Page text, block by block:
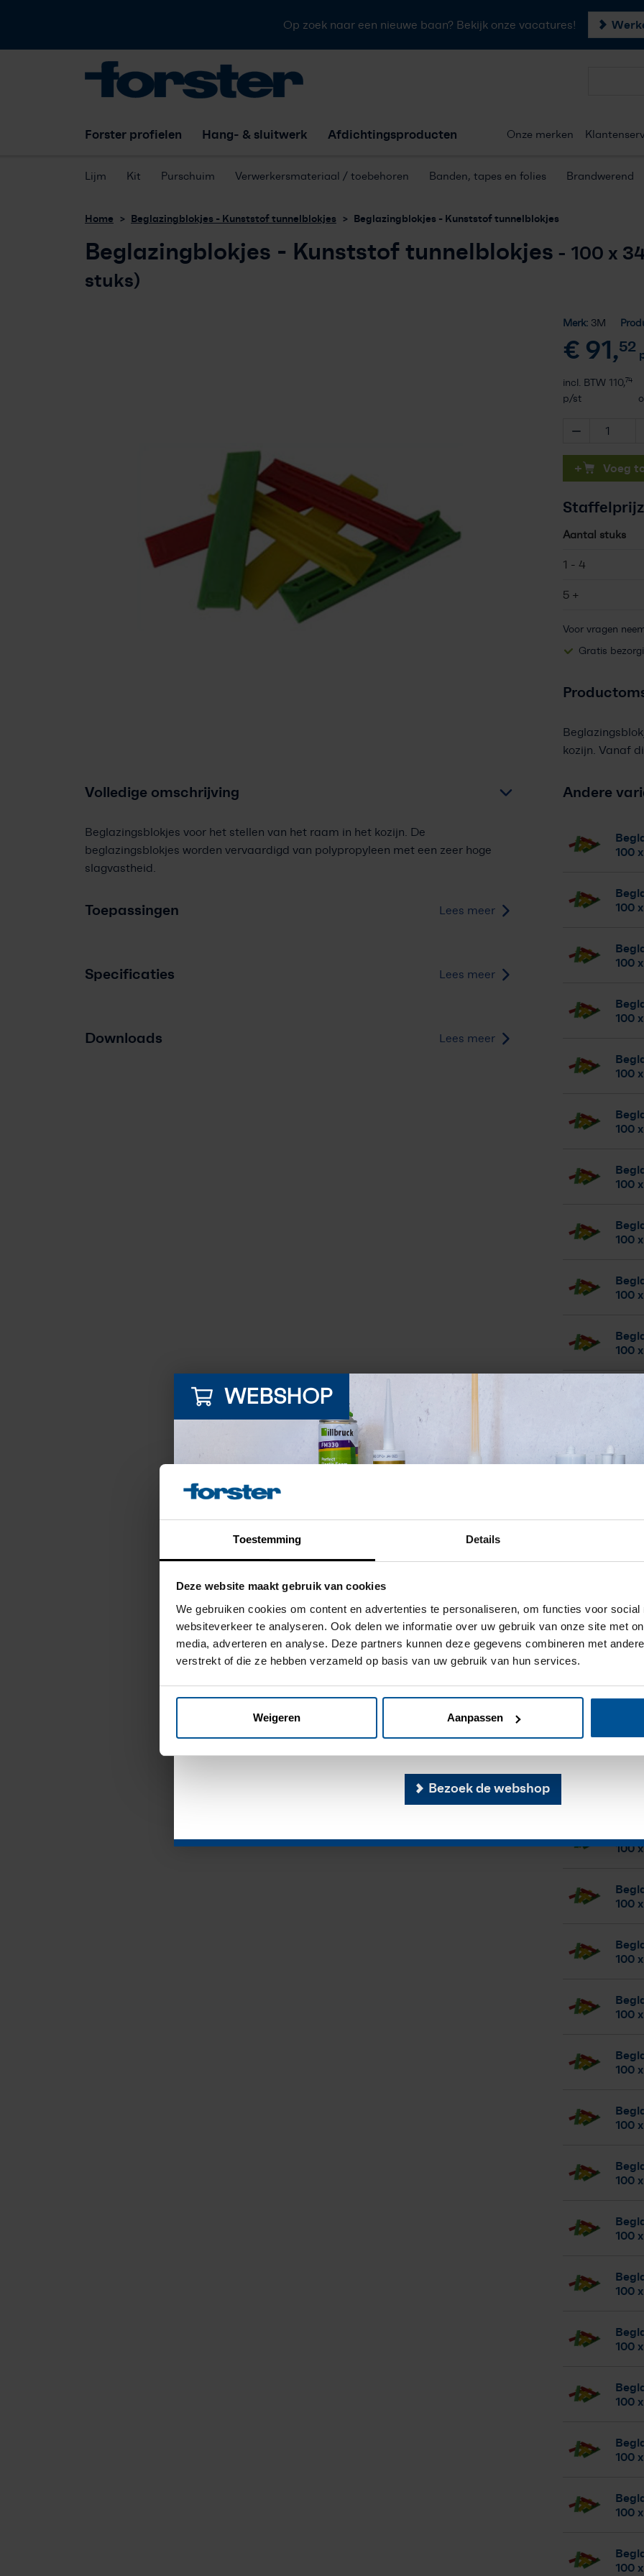
Toestemming Details
Deze website maakt gebruik van cookies
We gebruiken cookies om content en advertenties te personaliseren, om functies voor social
websiteverkeer te analyseren. Ook delen we informatie over uw gebruik van onze site met
media, adverteren en analyse. Deze partners kunnen deze gegevens combineren met
verstrekt of die ze hebben verzameld op basis van uw gebruik van hun services.
Weigeren Aanpassen
Forster profielen
Onze merken
Op zoek naar een nieuwe baan? Bekijk onze vacatures!
Forster profielen Hang- & sluitwerk Afdichtingsproducten Onze merken
Lijm Kit Purschuim Verwerkersmateriaal / toebehoren Banden, tapes en folies Brandwerend
Home Beglazingblokjes - Kunststof tunnelblokjes Beglazingblokjes - Kunststof tunnelblokjes
Beglazingblokjes - Kunststof tunnelblokjes - 100 x
stuks)
Merk: 3M
€ 91,52
incl. BTW 110,74
p/st
+ Voeg
Aantal stuks
1 - 4
5 +
Voor vragen
Gratis
kozijn. Vanaf
Volledige omschrijving
Beglazingsblokjes voor het stellen van het raam in het kozijn. De
beglazingsblokjes worden vervaardigd van polypropyleen met een zeer hoge
slagvastheid.
Toepassingen Lees meer
Specificaties Lees meer
Downloads Lees meer
Andere
100
100
100
100
100
100
100
100
100
100
100
100
100
100
100
100
100
100
100
100
100
100
100
100
100
100
WEBSHOP
Vanwege de bouwvak is onze
gesloten vanaf 20 juli 2026. Op
augustus is de webshop weer
beschikbaar.
Bezoek de webshop